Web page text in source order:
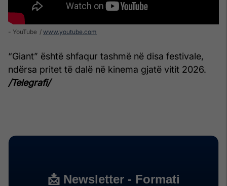
- YouTube www.youtube.com
“Giant” është shfaqur tashmë në disa festivale,
ndërsa pritet të dalë në kinema gjatë vitit 2026.
/Telegrafi/